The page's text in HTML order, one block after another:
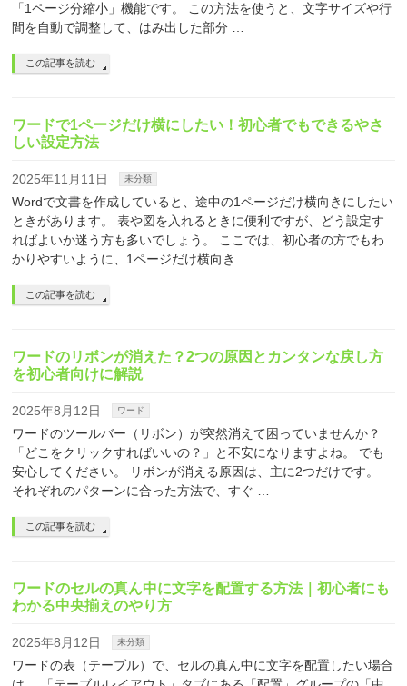
「1ページ分縮小」機能です。 この方法を使うと、文字サイズや行
間を自動で調整して、はみ出した部分 …
この記事を読む
ワードで1ページだけ横にしたい！初心者でもできるやさ
しい設定方法
2025年11月11日 未分類
Wordで文書を作成していると、途中の1ページだけ横向きにしたい
ときがあります。 表や図を入れるときに便利ですが、どう設定す
ればよいか迷う方も多いでしょう。 ここでは、初心者の方でもわ
かりやすいように、1ページだけ横向き …
この記事を読む
ワードのリボンが消えた？2つの原因とカンタンな戻し方
を初心者向けに解説
2025年8月12日 ワード
ワードのツールバー（リボン）が突然消えて困っていませんか？
「どこをクリックすればいいの？」と不安になりますよね。 でも
安心してください。 リボンが消える原因は、主に2つだけです。
それぞれのパターンに合った方法で、すぐ …
この記事を読む
ワードのセルの真ん中に文字を配置する方法｜初心者にも
わかる中央揃えのやり方
2025年8月12日 未分類
ワードの表（テーブル）で、セルの真ん中に文字を配置したい場合